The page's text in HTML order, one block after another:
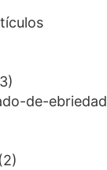
de-ebriedad
(2)